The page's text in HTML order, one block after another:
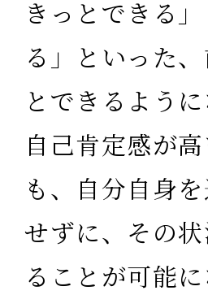
きっとできる
る」といった
とできるように
自己肯定感が
も、自分自身
せずに、その
ることが可能に